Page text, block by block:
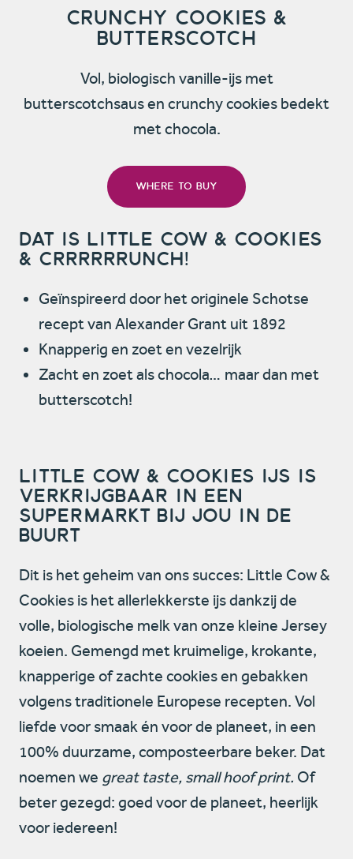
Crunchy Cookies &
Butterscotch
Vol, biologisch vanille-ijs met
butterscotchsaus en crunchy cookies bedekt
met chocola.
Where to buy
Dat is Little Cow & Cookies
&Crrrrrrunch!
Geïnspireerd door het originele Schotse
recept van Alexander Grant uit 1892
Knapperig en zoet en vezelrijk
Zacht en zoet als chocola… maar dan met
butterscotch!
Little Cow & Cookies ijs is
verkrijgbaar in een
supermarkt bij jou in de
buurt
Dit is het geheim van ons succes: Little Cow &
Cookies is het allerlekkerste ijs dankzij de
volle, biologische melk van onze kleine Jersey
koeien. Gemengd met kruimelige, krokante,
knapperige of zachte cookies en gebakken
volgens traditionele Europese recepten. Vol
liefde voor smaak én voor de planeet, in een
100% duurzame, composteerbare beker. Dat
noemen we great taste, small hoof print. Of
beter gezegd: goed voor de planeet, heerlijk
voor iedereen!